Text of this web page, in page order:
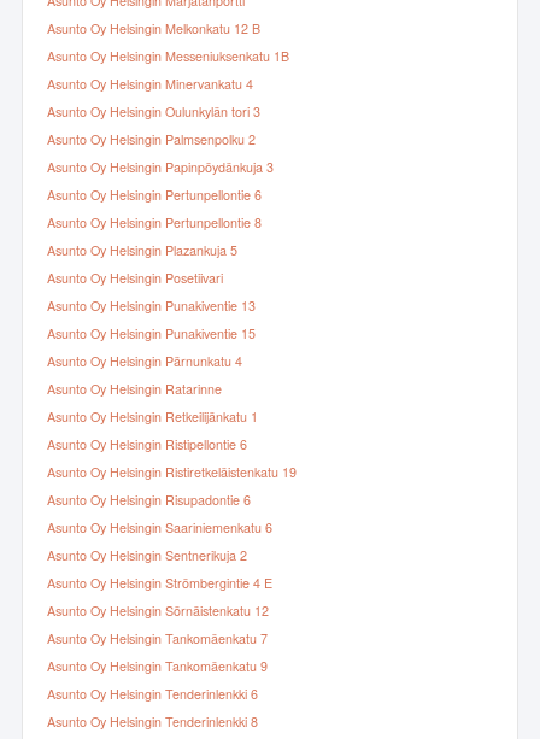
Asunto Oy Helsingin Melkonkatu 12 B
Asunto Oy Helsingin Messeniuksenkatu 1B
Asunto Oy Helsingin Minervankatu 4
Asunto Oy Helsingin Oulunkylän tori 3
Asunto Oy Helsingin Palmsenpolku 2
Asunto Oy Helsingin Papinpöydänkuja 3
Asunto Oy Helsingin Pertunpellontie 6
Asunto Oy Helsingin Pertunpellontie 8
Asunto Oy Helsingin Plazankuja 5
Asunto Oy Helsingin Posetiivari
Asunto Oy Helsingin Punakiventie 13
Asunto Oy Helsingin Punakiventie 15
Asunto Oy Helsingin Pärnunkatu 4
Asunto Oy Helsingin Ratarinne
Asunto Oy Helsingin Retkeilijänkatu 1
Asunto Oy Helsingin Ristipellontie 6
Asunto Oy Helsingin Ristiretkeläistenkatu 19
Asunto Oy Helsingin Risupadontie 6
Asunto Oy Helsingin Saariniemenkatu 6
Asunto Oy Helsingin Sentnerikuja 2
Asunto Oy Helsingin Strömbergintie 4 E
Asunto Oy Helsingin Sörnäistenkatu 12
Asunto Oy Helsingin Tankomäenkatu 7
Asunto Oy Helsingin Tankomäenkatu 9
Asunto Oy Helsingin Tenderinlenkki 6
Asunto Oy Helsingin Tenderinlenkki 8